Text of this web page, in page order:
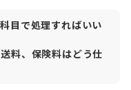
目で処理すればいい
料、保険料はどう仕